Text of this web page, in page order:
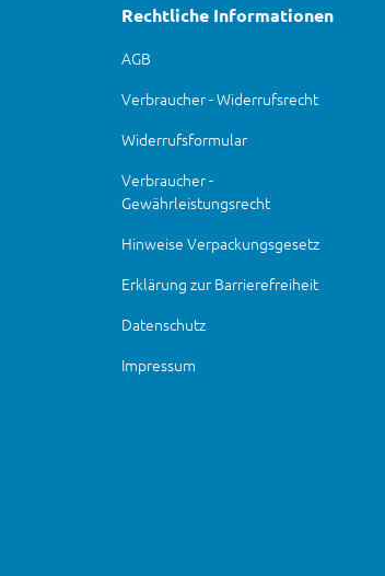
Rechtliche Informationen
AGB
Verbraucher - Widerrufsrecht
Widerrufsformular
Verbraucher -
Gewährleistungsrecht
Hinweise Verpackungsgesetz
Erklärung zur Barrierefreiheit
Datenschutz
Impressum